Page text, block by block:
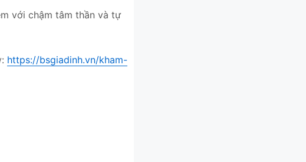
với chậm tâm thần và tự
https://bsgiadinh.vn/kham-